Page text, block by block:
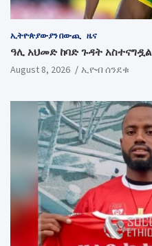
ኢትዮጵያውያን በውጪ ዜና
ዓሊ አህመድ ከባድ ጉዳት አስተናግዷል
August 8, 2026 ኢዮብ ሰንደቁ